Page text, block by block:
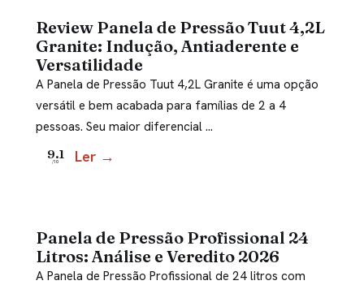
Review Panela de Pressão Tuut 4,2L
Granite: Indução, Antiaderente e
Versatilidade
A Panela de Pressão Tuut 4,2L Granite é uma opção
versátil e bem acabada para famílias de 2 a 4
pessoas. Seu maior diferencial …
9.1
/10 Ler →
Panela de Pressão Profissional 24
Litros: Análise e Veredito 2026
A Panela de Pressão Profissional de 24 litros com